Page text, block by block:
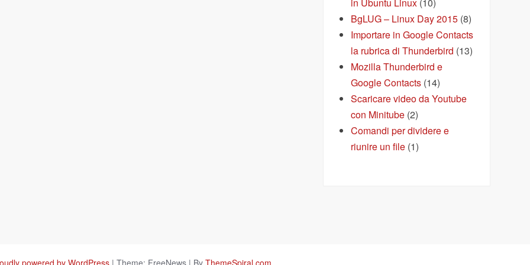
BgLUG – Linux Day 2015 (8)
Importare in Google Contacts
la rubrica di Thunderbird (13)
Mozilla Thunderbird e
Google Contacts (14)
Scaricare video da Youtube
con Minitube (2)
Comandi per dividere e
riunire un file (1)